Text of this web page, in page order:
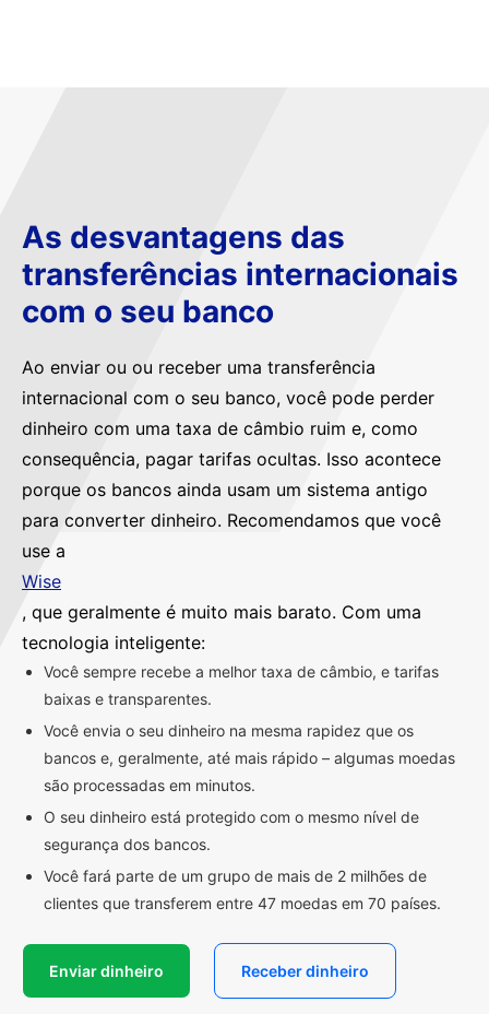
As desvantagens das
transferências internacionais
com o seu banco
Ao enviar ou ou receber uma transferência
internacional com o seu banco, você pode perder
dinheiro com uma taxa de câmbio ruim e, como
consequência, pagar tarifas ocultas. Isso acontece
porque os bancos ainda usam um sistema antigo
para converter dinheiro. Recomendamos que você
use a
Wise
, que geralmente é muito mais barato. Com uma
tecnologia inteligente:
Você sempre recebe a melhor taxa de câmbio, e tarifas
baixas e transparentes.
Você envia o seu dinheiro na mesma rapidez que os
bancos e, geralmente, até mais rápido – algumas moedas
são processadas em minutos.
O seu dinheiro está protegido com o mesmo nível de
segurança dos bancos.
Você fará parte de um grupo de mais de 2 milhões de
clientes que transferem entre 47 moedas em 70 países.
Enviar dinheiro Receber dinheiro